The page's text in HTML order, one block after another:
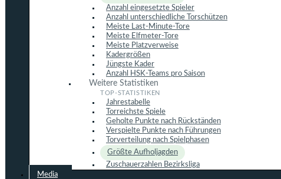
Anzahl eingesetzte Spieler
Anzahl unterschiedliche Torschützen
Meiste Last-Minute-Tore
Meiste Elfmeter-Tore
Meiste Platzverweise
Kadergrößen
Jüngste Kader
Anzahl HSK-Teams pro Saison
Weitere Statistiken
Jahrestabelle
Torreichste Spiele
Geholte Punkte nach Rückständen
Verspielte Punkte nach Führungen
Torverteilung nach Spielphasen
Größte Aufholjagden
Zuschauerzahlen Bezirksliga
Media